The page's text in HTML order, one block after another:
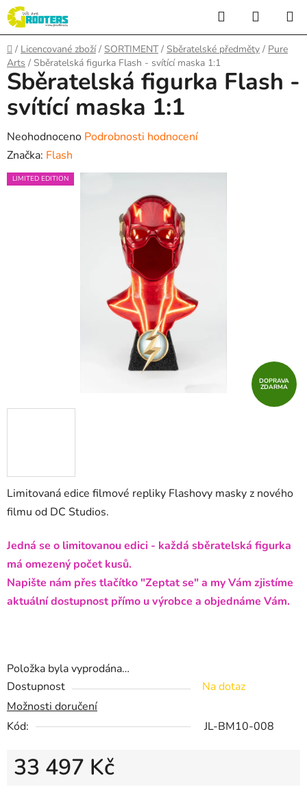
Přejít
na
obsah
Hledat
KOŠÍK
Domů
/ Licencované zboží / SORTIMENT / Sběratelské předměty / Pure
Arts / Sběratelská figurka Flash - svítící maska 1:1
Limitovaná edice filmové repliky Flashovy masky z nového
filmu od DC Studios.
Jedná se o limitovanou edici - každá sběratelská figurka
má omezený počet kusů.
Napište nám přes tlačítko "Zeptat se" a my Vám zjistíme
aktuální dostupnost přímo u výrobce a objednáme Vám.
Položka byla vyprodána…
Dostupnost
Na dotaz
Možnosti doručení
Kód:
JL-BM10-008
33 497 Kč
Sběratelská figurka Flash -
svítící maska 1:1
Průměrné
hodnocení
produktu
Neohodnoceno Podrobnosti hodnocení
Značka: Flash
LIMITED EDITION
DOPRAVA
ZDARMA